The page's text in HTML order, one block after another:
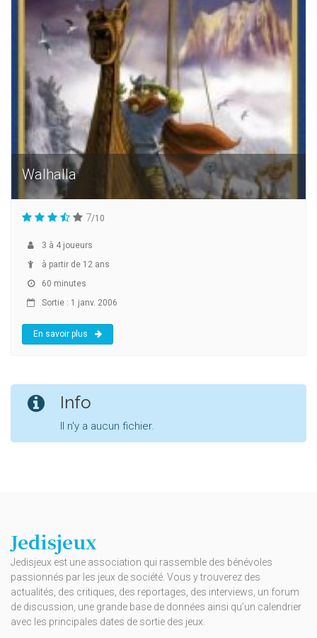
Walhalla
7/10
3 à 4 joueurs
à partir de 12 ans
60 minutes
Sortie : 1 janv. 2006
En savoir plus
Info
Il n'y a aucun fichier.
Jedisjeux
Jedisjeux est une association qui rassemble des bénévoles
passionnés par les jeux de société. Vous y trouverez des
actualités, des critiques, des reportages, des interviews, un forum
de discussion, une grande base de données ainsi qu’un calendrier
avec les principales dates de sortie des jeux.